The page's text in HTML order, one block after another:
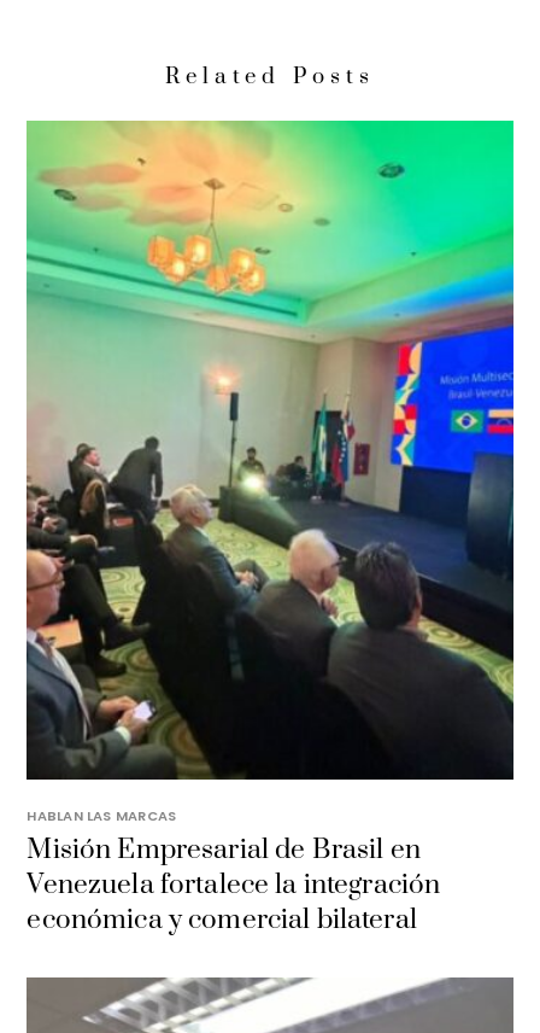
Related Posts
HABLAN LAS MARCAS
Misión Empresarial de Brasil en
Venezuela fortalece la integración
económica y comercial bilateral